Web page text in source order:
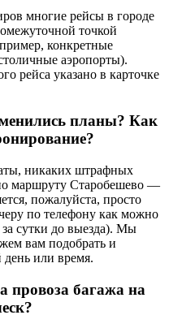
многие рейсы в городе
точкой
конкретные
аэропорты).
рейса указано в карточке
планы? Как
никаких штрафных
маршруту Старобешево —
пожалуйста, просто
по телефону как можно
сутки до выезда). Мы
вам подобрать и
день или время.
провоза багажа на